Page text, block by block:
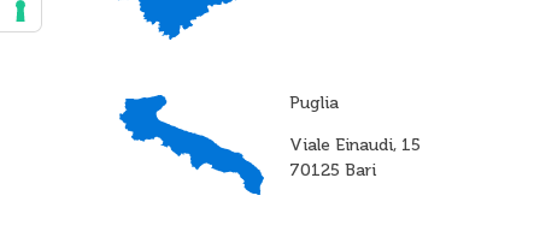
Puglia
Viale Einaudi, 15
70125 Bari